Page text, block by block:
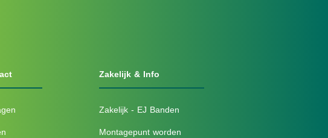
Zakelijk & Info
Zakelijk - EJ Banden
Montagepunt worden